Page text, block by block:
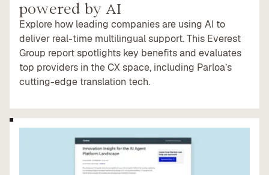
powered by AI
Explore how leading companies are using AI to
deliver real-time multilingual support. This Everest
Group report spotlights key benefits and evaluates
top providers in the CX space, including Parloa’s
cutting-edge translation tech.